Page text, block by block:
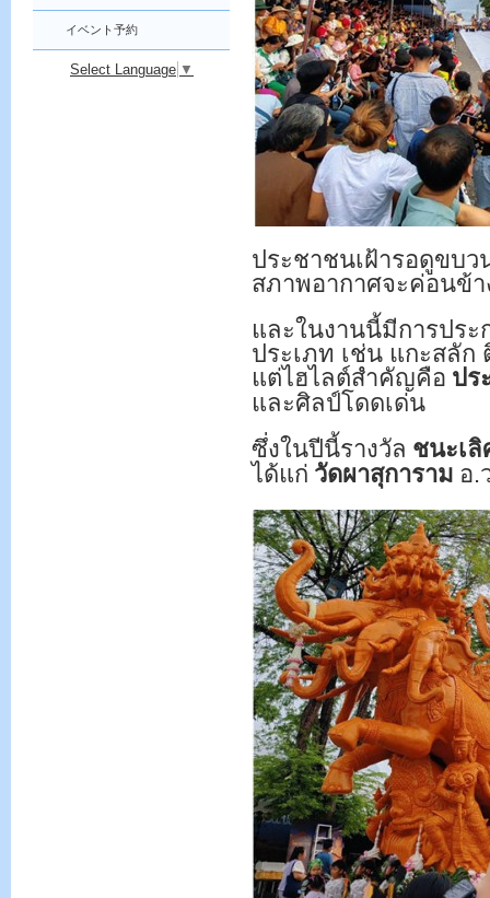
ประชาชนเฝ้ารอดูขบ
สภาพอากาศจะค่อนข้า
และในงานนี้มีการปร
ประเภท เช่น แกะสลั
แต่ไฮไลต์สำคัญคือ ปร
และศิลป์โดดเด่น
ซึ่งในปีนี้รางวัล ชนะเ
ได้แก่ วัดผาสุการาม อ.
イベント予約
Select Language ▼